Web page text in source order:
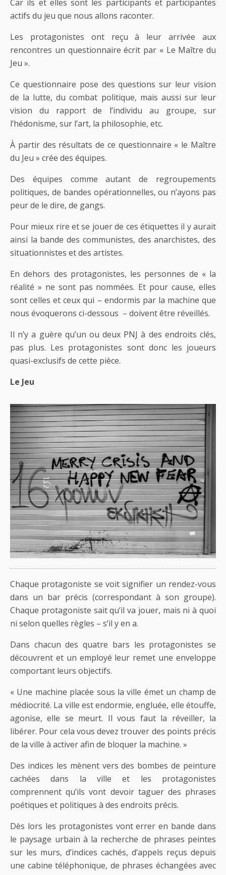
Car ils et elles sont les participants et participantes
actifs du jeu que nous allons raconter.
Les protagonistes ont reçu à leur arrivée aux
rencontres un questionnaire écrit par « Le Maître du
Jeu ».
Ce questionnaire pose des questions sur leur vision
de la lutte, du combat politique, mais aussi sur leur
vision du rapport de l’individu au groupe, sur
l’hédonisme, sur l’art, la philosophie, etc.
À partir des résultats de ce questionnaire « le Maître
du Jeu » crée des équipes.
Des équipes comme autant de regroupements
politiques, de bandes opérationnelles, ou n’ayons pas
peur de le dire, de gangs.
Pour mieux rire et se jouer de ces étiquettes il y aurait
ainsi la bande des communistes, des anarchistes, des
situationnistes et des artistes.
En dehors des protagonistes, les personnes de « la
réalité » ne sont pas nommées. Et pour cause, elles
sont celles et ceux qui – endormis par la machine que
nous évoquerons ci-dessous – doivent être réveillés.
Il n’y a guère qu’un ou deux PNJ à des endroits clés,
pas plus. Les protagonistes sont donc les joueurs
quasi-exclusifs de cette pièce.
Le Jeu
Chaque protagoniste se voit signifier un rendez-vous
dans un bar précis (correspondant à son groupe).
Chaque protagoniste sait qu’il va jouer, mais ni à quoi
ni selon quelles règles – s’il y en a.
Dans chacun des quatre bars les protagonistes se
découvrent et un employé leur remet une enveloppe
comportant leurs objectifs.
« Une machine placée sous la ville émet un champ de
médiocrité. La ville est endormie, engluée, elle étouffe,
agonise, elle se meurt. Il vous faut la réveiller, la
libérer. Pour cela vous devez trouver des points précis
de la ville à activer afin de bloquer la machine. »
Des indices les mènent vers des bombes de peinture
cachées dans la ville et les protagonistes
comprennent qu’ils vont devoir taguer des phrases
poétiques et politiques à des endroits précis.
Dès lors les protagonistes vont errer en bande dans
le paysage urbain à la recherche de phrases peintes
sur les murs, d’indices cachés, d’appels reçus depuis
une cabine téléphonique, de phrases échangées avec